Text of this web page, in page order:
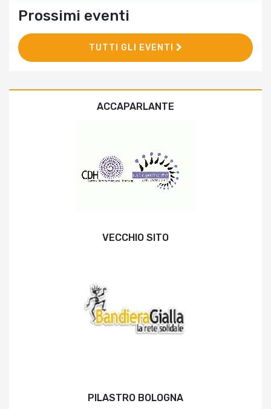
Prossimi eventi
TUTTI GLI EVENTI
ACCAPARLANTE
VECCHIO SITO
PILASTRO BOLOGNA